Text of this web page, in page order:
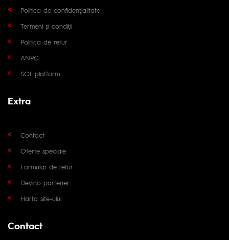
Politica de confidențialitate
Termeni și condiții
Politica de retur
ANPC
SOL platform
Extra
Contact
Oferte speciale
Formular de retur
Devino partener
Harta site-ului
Contact